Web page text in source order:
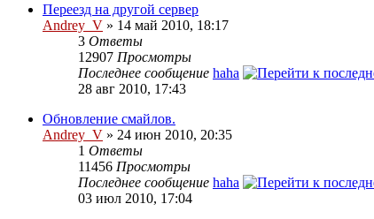
Переезд на другой сервер
Andrey_V » 14 май 2010, 18:17
3 Ответы
12907 Просмотры
Последнее сообщение haha
28 авг 2010, 17:43
Обновление смайлов.
Andrey_V » 24 июн 2010, 20:35
1 Ответы
11456 Просмотры
Последнее сообщение haha
03 июл 2010, 17:04